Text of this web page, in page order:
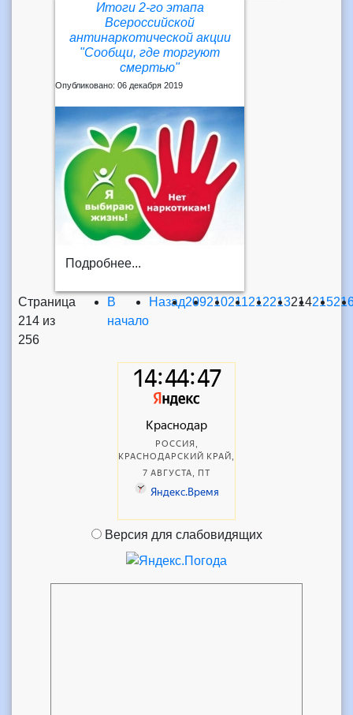
Итоги 2-го этапа
Всероссийской
антинаркотической акции
"Сообщи, где торгуют
смертью"
Опубликовано: 06 декабря 2019
Подробнее...
Страница
214 из
256
В
начало
Назад209210211212213214215
Версия для слабовидящих